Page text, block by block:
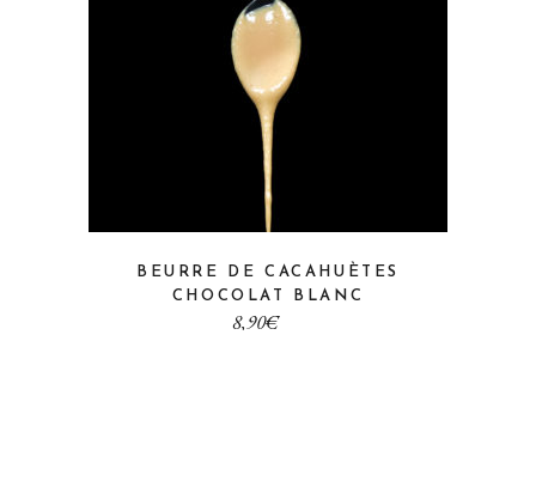
BEURRE DE CACAHUÈTES
CHOCOLAT BLANC
€